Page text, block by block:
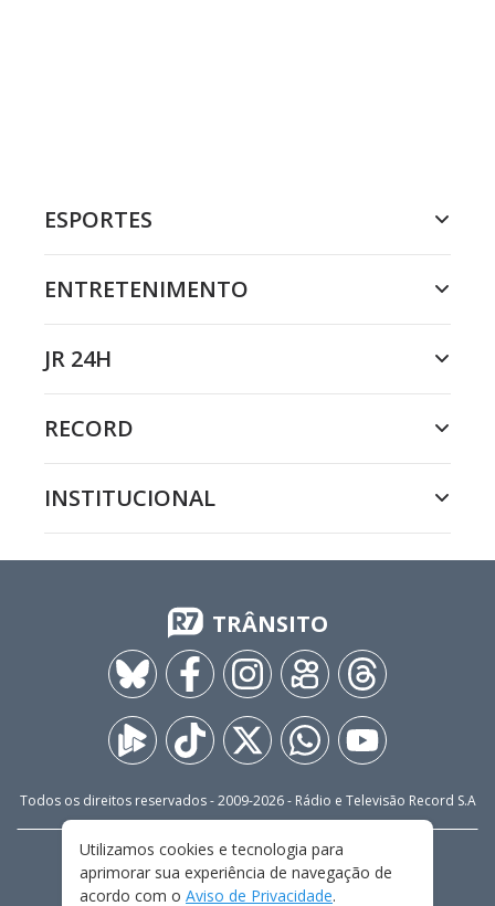
ESPORTES
ENTRETENIMENTO
JR 24H
RECORD
INSTITUCIONAL
TRÂNSITO
Todos os direitos reservados - 2009-2026- Rádio e Televisão Record S.A
FALE CONOSCO
PRIVACIDADE
TERMOS E CONDIÇÕES DE USO
Utilizamos cookies e tecnologia para
aprimorar sua experiência de navegação de
acordo com o Aviso de Privacidade.